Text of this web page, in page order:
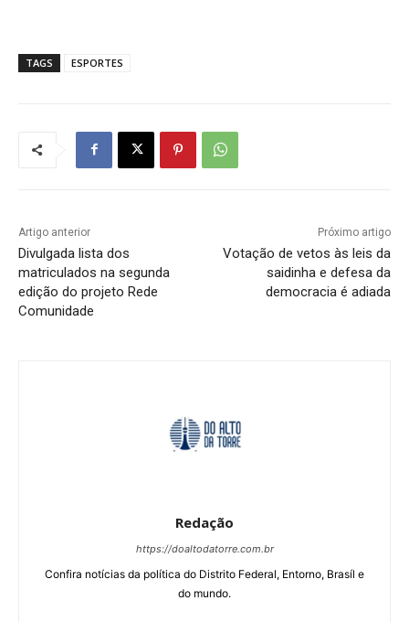
TAGS ESPORTES
Artigo anterior
Divulgada lista dos
matriculados na segunda
edição do projeto Rede
Comunidade
Próximo artigo
Votação de vetos às leis da
saidinha e defesa da
democracia é adiada
Redação
https://doaltodatorre.com.br
Confira notícias da política do Distrito Federal, Entorno, Brasíl e
do mundo.